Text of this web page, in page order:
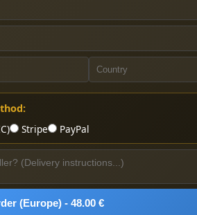
Stripe PayPal
(Europe) - 48.00 €